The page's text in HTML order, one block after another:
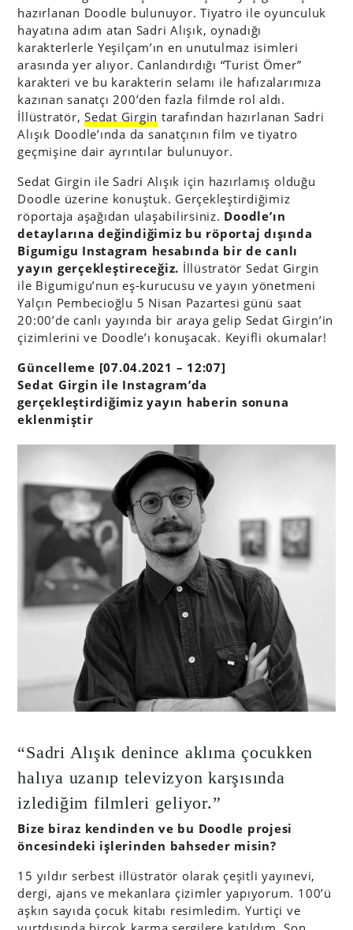
hazırlanan Doodle bulunuyor. Tiyatro ile oyunculuk
hayatına adım atan Sadri Alışık, oynadığı
karakterlerle Yeşilçam’ın en unutulmaz isimleri
arasında yer alıyor. Canlandırdığı “Turist Ömer”
karakteri ve bu karakterin selamı ile hafızalarımıza
kazınan sanatçı 200’den fazla filmde rol aldı.
İllüstratör,Sedat Girgin tarafından hazırlanan Sadri
Alışık Doodle’ında da sanatçının film ve tiyatro
geçmişine dair ayrıntılar bulunuyor.
Sedat Girgin ile Sadri Alışık için hazırlamış olduğu
Doodle üzerine konuştuk. Gerçekleştirdiğimiz
röportaja aşağıdan ulaşabilirsiniz. Doodle’ın
detaylarına değindiğimiz bu röportaj dışında
Bigumigu Instagram hesabında bir de canlı
yayın gerçekleştireceğiz. İllüstratör Sedat Girgin
ile Bigumigu’nun eş-kurucusu ve yayın yönetmeni
Yalçın Pembecioğlu 5 Nisan Pazartesi günü saat
20:00’de canlı yayında bir araya gelip Sedat Girgin’in
çizimlerini ve Doodle’ı konuşacak. Keyifli okumalar!
Güncelleme [07.04.2021 – 12:07]
Sedat Girgin ile Instagram’da
gerçekleştirdiğimiz yayın haberin sonuna
eklenmiştir
“Sadri Alışık denince aklıma çocukken
halıya uzanıp televizyon karşısında
izlediğim filmleri geliyor.”
Bize biraz kendinden ve bu Doodle projesi
öncesindeki işlerinden bahseder misin?
15 yıldır serbest illüstratör olarak çeşitli yayınevi,
dergi, ajans ve mekanlara çizimler yapıyorum. 100’ü
aşkın sayıda çocuk kitabı resimledim. Yurtiçi ve